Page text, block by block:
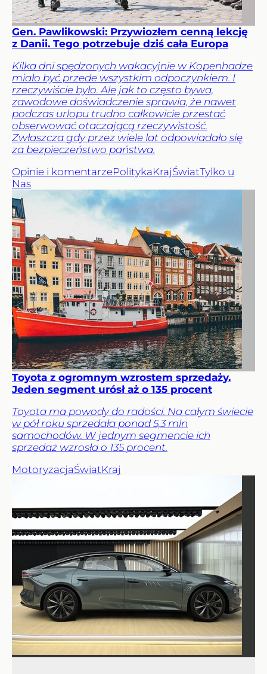
Gen. Pawlikowski: Przywiozłem cenną lekcję
z Danii. Tego potrzebuje dziś cała Europa
Kilka dni spędzonych wakacyjnie w Kopenhadze
miało być przede wszystkim odpoczynkiem. I
rzeczywiście było. Ale jak to często bywa,
zawodowe doświadczenie sprawia, że nawet
podczas urlopu trudno całkowicie przestać
obserwować otaczającą rzeczywistość.
Zwłaszcza gdy przez wiele lat odpowiadało się
za bezpieczeństwo państwa.
Opinie i komentarzePolitykaKrajŚwiatTylko u
Nas
Toyota z ogromnym wzrostem sprzedaży.
Jeden segment urósł aż o 135 procent
Toyota ma powody do radości. Na całym świecie
w pół roku sprzedała ponad 5,3 mln
samochodów. W jednym segmencie ich
sprzedaż wzrosła o 135 procent.
MotoryzacjaŚwiatKraj